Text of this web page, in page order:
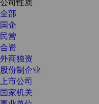
全部
国企
民营
合资
外商独资
股份制企业
上市公司
国家机关